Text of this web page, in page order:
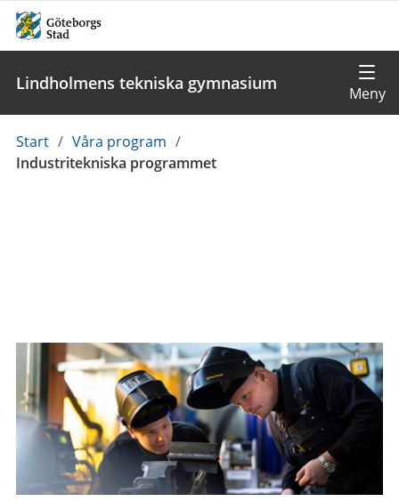
Lindholmens tekniska gymnasium
Du
är
Start / Våra program /
Industritekniska programmet